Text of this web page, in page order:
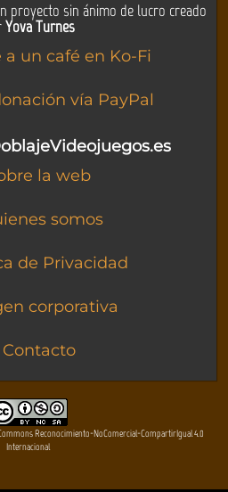
proyecto sin ánimo de lucro creado
Yova Turnes
un café en Ko-Fi
vía PayPal
la web
somos
de Privacidad
corporativa
Reconocimiento-NoComercial-CompartirIgual 4.0
Internacional